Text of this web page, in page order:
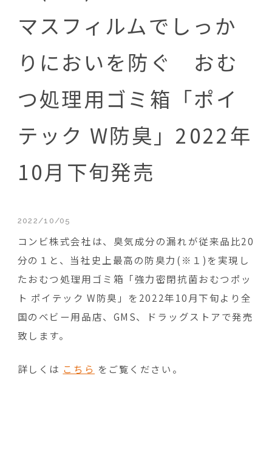
マスフィルムでしっか
りにおいを防ぐ おむ
つ処理用ゴミ箱「ポイ
テック W防臭」2022年
10月下旬発売
2022/10/05
コンビ株式会社は、臭気成分の漏れが従来品比20
分の１と、当社史上最高の防臭力(※１)を実現し
たおむつ処理用ゴミ箱「強力密閉抗菌おむつポッ
ト ポイテック W防臭」を2022年10月下旬より全
国のベビー用品店、GMS、ドラッグストアで発売
致します。
詳しくは こちら をご覧ください。